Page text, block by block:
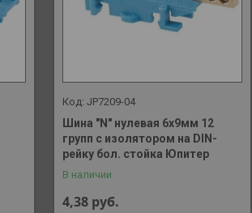
JP7209-04
Шина "N" нулевая 6х9мм 12
групп c изолятором на DIN-
рейку бол. стойка Юпитер
В наличии
4,38 руб.